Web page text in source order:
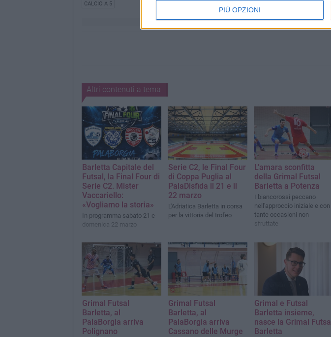
PIÙ OPZIONI
CALCIO A 5
Altri contenuti a tema
Barletta Capitale del
Futsal, la Final Four di
Serie C2. Mister
Vaccariello:
«Vogliamo la storia»
In programma sabato 21 e
domenica 22 marzo
Serie C2, le Final Four
di Coppa Puglia al
PalaDisfida il 21 e il
22 marzo
L'Adriatica Barletta in corsa
per la vittoria del trofeo
L'amara sconfitta
della Grimal Futsal
Barletta a Potenza
I biancorossi peccano
nell'approccio iniziale e con
tante occasioni non
sfruttate
Grimal Futsal
Barletta, al
PalaBorgia arriva
Polignano
Grimal Futsal
Barletta, al
PalaBorgia arriva
Cassano delle Murge
Grimal e Futsal
Barletta insieme,
nasce la Grimal Futsal
Barletta